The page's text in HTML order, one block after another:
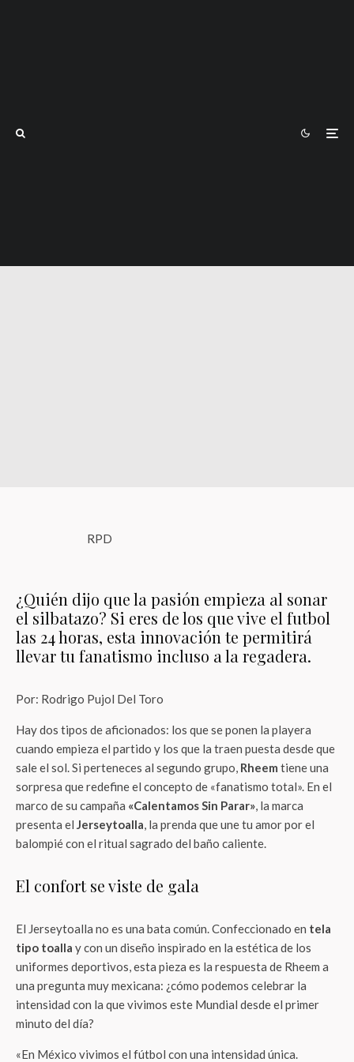
RPD
¿Quién dijo que la pasión empieza al sonar
el silbatazo? Si eres de los que vive el futbol
las 24 horas, esta innovación te permitirá
llevar tu fanatismo incluso a la regadera.
Por: Rodrigo Pujol Del Toro
Hay dos tipos de aficionados: los que se ponen la playera
cuando empieza el partido y los que la traen puesta desde que
sale el sol. Si perteneces al segundo grupo, Rheem tiene una
sorpresa que redefine el concepto de «fanatismo total». En el
marco de su campaña «Calentamos Sin Parar», la marca
presenta el Jerseytoalla, la prenda que une tu amor por el
balompié con el ritual sagrado del baño caliente.
El confort se viste de gala
El Jerseytoalla no es una bata común. Confeccionado en tela
tipo toalla y con un diseño inspirado en la estética de los
uniformes deportivos, esta pieza es la respuesta de Rheem a
una pregunta muy mexicana: ¿cómo podemos celebrar la
intensidad con la que vivimos este Mundial desde el primer
minuto del día?
«En México vivimos el fútbol con una intensidad única.